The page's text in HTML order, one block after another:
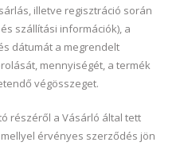
illetve regisztráció során
szállítási információk), a
dátumát a megrendelt
mennyiségét, a termék
végösszeget.
részéről a Vásárló által tett
érvényes szerződés jön